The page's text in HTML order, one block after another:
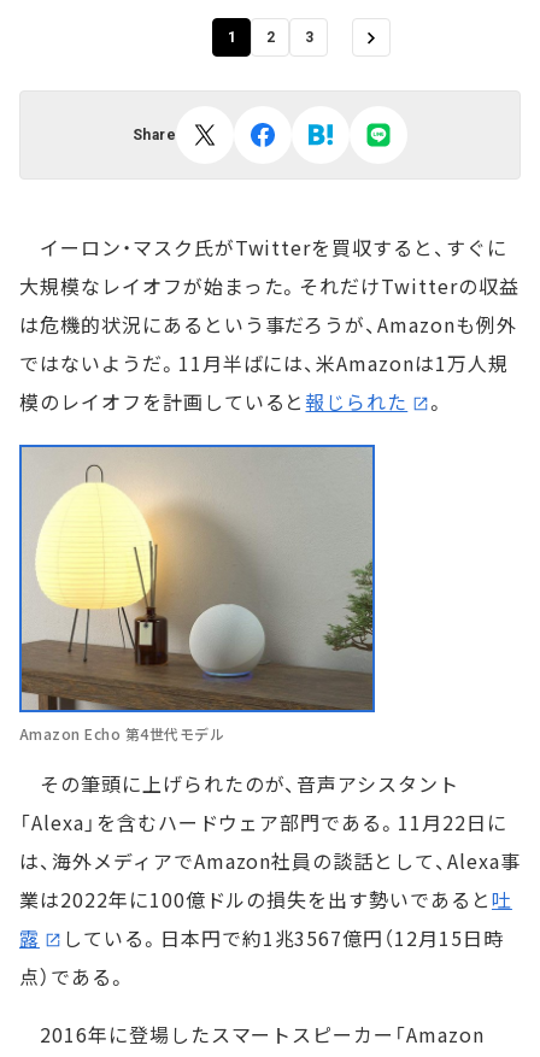
1 2 3
Share
イーロン・マスク氏がTwitterを買収すると、すぐに
大規模なレイオフが始まった。それだけTwitterの収益
は危機的状況にあるという事だろうが、Amazonも例外
ではないようだ。11月半ばには、米Amazonは1万人規
模のレイオフを計画していると報じられた 。
Amazon Echo 第4世代モデル
その筆頭に上げられたのが、音声アシスタント
「Alexa」を含むハードウェア部門である。11月22日に
は、海外メディアでAmazon社員の談話として、Alexa事
業は2022年に100億ドルの損失を出す勢いであると吐
露
している。日本円で約1兆3567億円（12月15日時
点）である。
2016年に登場したスマートスピーカー「Amazon